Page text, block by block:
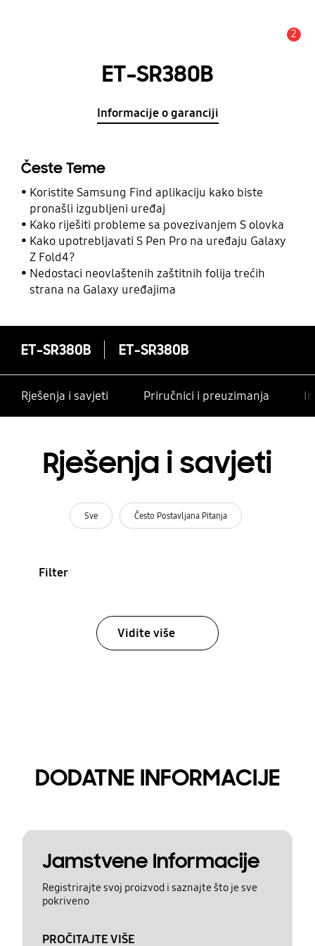
2
ET-SR380B
Informacije o garanciji
Česte Teme
Koristite Samsung Find aplikaciju kako biste
pronašli izgubljeni uređaj
Kako riješiti probleme sa povezivanjem S olovka
Kako upotrebljavati S Pen Pro na uređaju Galaxy
Z Fold4?
Nedostaci neovlaštenih zaštitnih folija trećih
strana na Galaxy uređajima
ET-SR380B ET-SR380B
Rješenja i savjeti Priručnici i preuzimanja
Rješenja i savjeti
Sve Često Postavljana Pitanja
Filter
Vidite više
DODATNE INFORMACIJE
Jamstvene Informacije
Registrirajte svoj proizvod i saznajte što je sve
pokriveno
PROČITAJTE VIŠE